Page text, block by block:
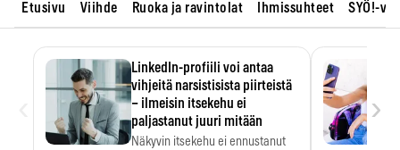
Etusivu Viihde Ruoka ja ravintolat Ihmissuhteet SYÖ!-
LinkedIn-profiili voi antaa
vihjeitä narsistisista piirteistä
– ilmeisin itsekehu ei
paljastanut juuri mitään
Näkyvin itsekehu ei ennustanut
›